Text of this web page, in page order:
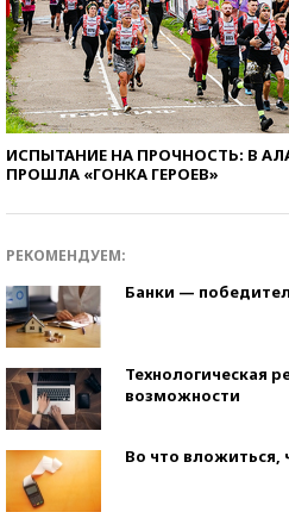
ИСПЫТАНИЕ НА ПРОЧНОСТЬ: В
ПРОШЛА «ГОНКА ГЕРОЕВ»
РЕКОМЕНДУЕМ:
Банки —
Технологическая
возможности
Во что вложиться,